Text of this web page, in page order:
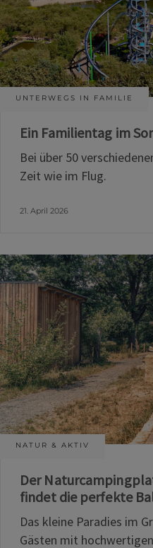
UNTERWEGS IN FAMILIE
Ein Familientag im
Bei über 50
Zeit wie im Flug.
21. April 2026
NATUR & AKTIV
Der
findet die perfekte
Das kleine Paradies im
Gästen mit